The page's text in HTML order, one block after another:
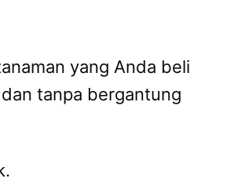
yang Anda beli
tanpa bergantung